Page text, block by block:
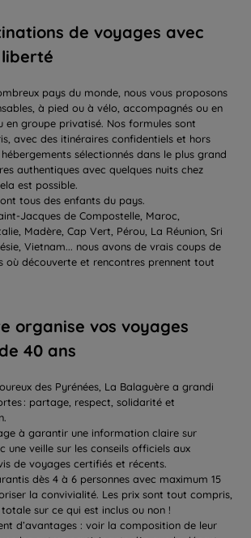
de voyages avec
pays du monde, nous vous proposons
à pied ou à vélo, accompagnés ou en
en groupe privatisé. Nos formules sont
avec des itinéraires confidentiels et hors
sélectionnés dans le plus grand
authentiques avec quelques nuits chez
est possible.
tous des enfants du pays.
Jacques de Compostelle, Maroc,
Madère, Cap Vert, Pérou, La Réunion, Sri
Vietnam... nous avons de vrais coups de
où découverte et rencontres prennent tout
organise vos voyages
40 ans
des Pyrénées, La Balaguère a grandi
: partage, respect, solidarité et
à garantir une information claire sur
une veille sur les conseils officiels aux
de voyages certifiés et récents.
dès 4 à 6 personnes avec maximum 15
la convivialité. Les prix sont tout compris,
sur ce qui est inclus ou non !
d’avantages : voir la composition de leur